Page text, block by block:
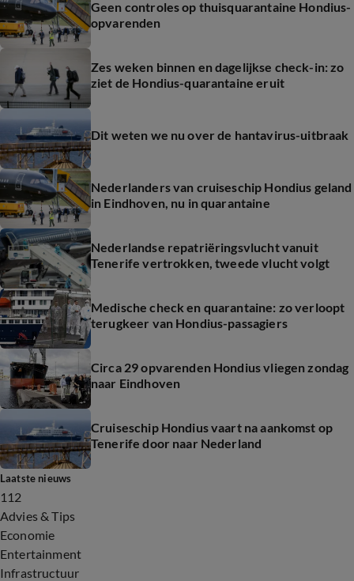
Geen controles op thuisquarantaine Hondius-
opvarenden
Zes weken binnen en dagelijkse check-in: zo
ziet de Hondius-quarantaine eruit
Dit weten we nu over de hantavirus-uitbraak
Nederlanders van cruiseschip Hondius geland
in Eindhoven, nu in quarantaine
Nederlandse repatriëringsvlucht vanuit
Tenerife vertrokken, tweede vlucht volgt
Medische check en quarantaine: zo verloopt
terugkeer van Hondius-passagiers
Circa 29 opvarenden Hondius vliegen zondag
naar Eindhoven
Cruiseschip Hondius vaart na aankomst op
Tenerife door naar Nederland
Laatste nieuws
112
Advies & Tips
Economie
Entertainment
Infrastructuur